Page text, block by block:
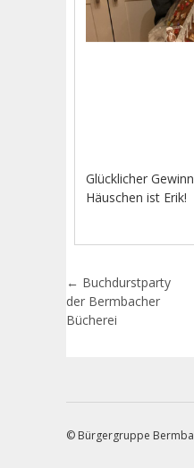
Glücklicher
Häuschen ist Erik!
Artikel-
← Buchdurstparty
der Bermbacher
Bücherei
© Bürgergruppe